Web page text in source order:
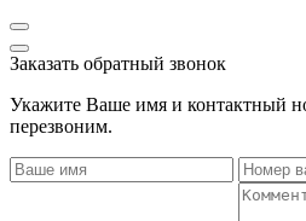
Заказать обратный звонок
Укажите Ваше имя и контактный
перезвоним.